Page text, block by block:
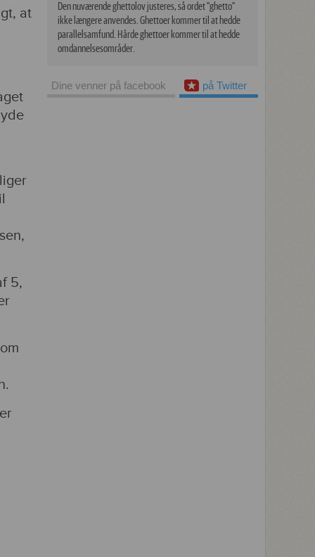
at
5,
Den nuværende ghettolov justeres, så ordet "ghetto"
ikke længere anvendes. Ghettoer kommer til at hedde
parallelsamfund. Hårde ghettoer kommer til at hedde
omdannelsesområder.
på Twitter
Dine venner på facebook